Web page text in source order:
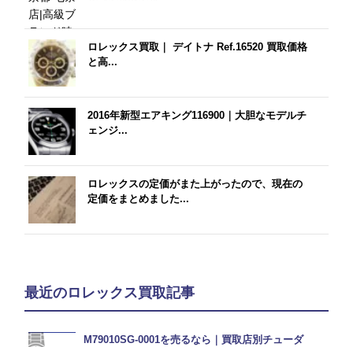
ロレックス買取｜ デイトナ Ref.16520 買取価格
と高...
2016年新型エアキング116900｜大胆なモデルチ
ェンジ...
ロレックスの定価がまた上がったので、現在の
定価をまとめました...
最近のロレックス買取記事
M79010SG-0001を売るなら｜買取店別チューダ